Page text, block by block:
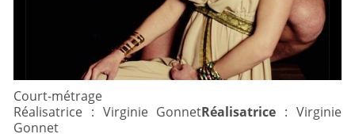
Court-métrage
Réalisatrice : Virginie GonnetRéalisatrice : Virginie